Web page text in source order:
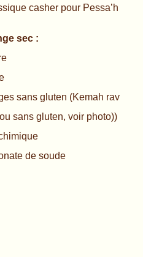
casher pour Pessa’h
sec :
sans gluten (Kemah rav
sans gluten, voir photo))
de soude